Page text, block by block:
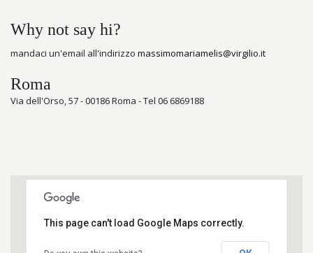
Why not say hi?
mandaci un'email all'indirizzo massimomariamelis@virgilio.it
Roma
Via dell'Orso, 57 - 00186 Roma - Tel 06 6869188
This page can't load Google Maps correctly.